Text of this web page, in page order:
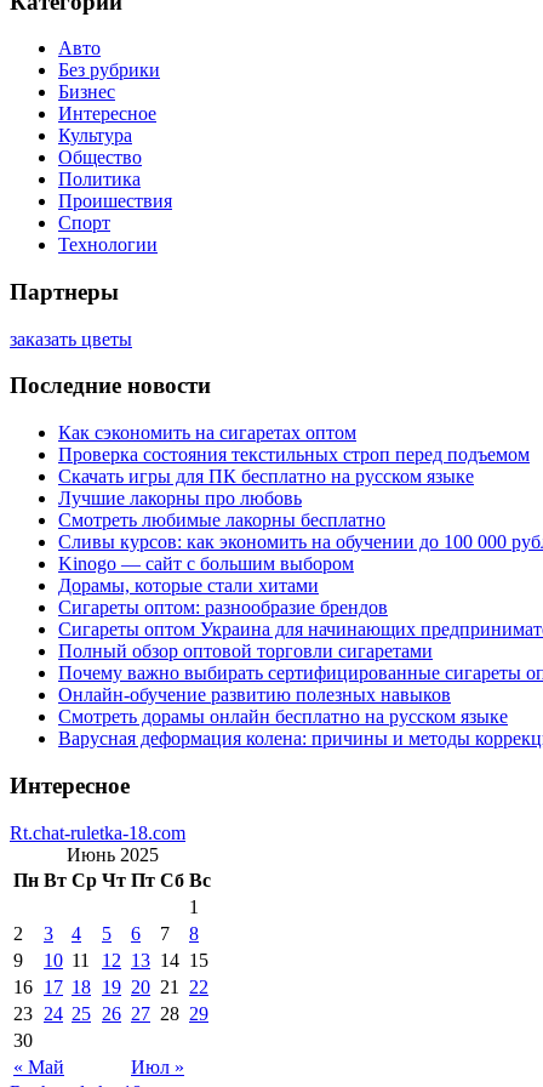
Авто
Без рубрики
Бизнес
Интересное
Культура
Общество
Политика
Проишествия
Спорт
Технологии
Партнеры
заказать цветы
Последние новости
Как сэкономить на сигаретах оптом
Проверка состояния текстильных строп перед подъемом
Скачать игры для ПК бесплатно на русском языке
Лучшие лакорны про любовь
Смотреть любимые лакорны бесплатно
Сливы курсов: как экономить на обучении до 100 000
Kinogo — сайт с большим выбором
Дорамы, которые стали хитами
Сигареты оптом: разнообразие брендов
Сигареты оптом Украина для начинающих
Полный обзор оптовой торговли сигаретами
Почему важно выбирать сертифицированные сигареты
Онлайн-обучение развитию полезных навыков
Смотреть дорамы онлайн бесплатно на русском языке
Варусная деформация колена: причины и методы
Интересное
Rt.chat-ruletka-18.com
Июнь 2025
Пн Вт Ср Чт Пт Сб Вс
« Май Июл »
1
2
3 4 5 6 7
8
9
10 11 12 13 14 15
16 17 18 19 20 21
22
23 24 25 26 27 28 29
30